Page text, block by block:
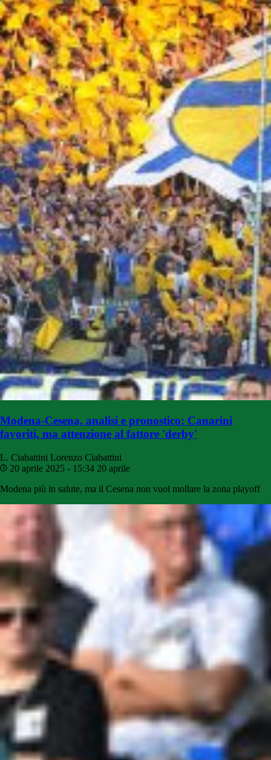
Modena-Cesena, analisi e pronostico: Canarini
favoriti, ma attenzione al fattore 'derby'
L. Ciabattini Lorenzo Ciabattini
20 aprile 2025 - 15:34 20 aprile
Modena più in salute, ma il Cesena non vuol mollare la zona playoff